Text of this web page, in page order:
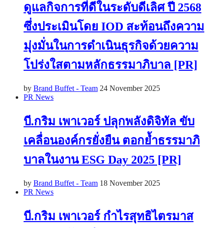
ดูแลกิจการที่ดีในระดับดีเลิศ ปี 2568
ซึ่งประเมินโดย IOD สะท้อนถึงความ
มุ่งมั่นในการดำเนินธุรกิจด้วยความ
โปร่งใสตามหลักธรรมาภิบาล [PR]
by Brand Buffet - Team 24 November 2025
PR News
บี.กริม เพาเวอร์ ปลุกพลังดิจิทัล ขับ
เคลื่อนองค์กรยั่งยืน ตอกย้ำธรรมาภิ
บาลในงาน ESG Day 2025 [PR]
by Brand Buffet - Team 18 November 2025
PR News
บี.กริม เพาเวอร์ กำไรสุทธิไตรมาส